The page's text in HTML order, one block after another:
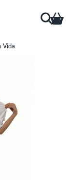
Vida